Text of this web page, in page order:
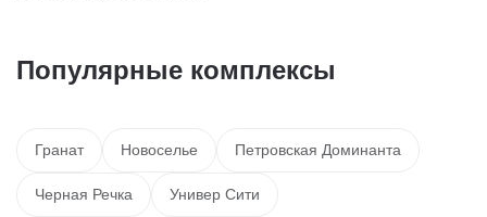
Популярные комплексы
Гранат Новоселье Петровская Доминанта
Черная Речка Универ Сити